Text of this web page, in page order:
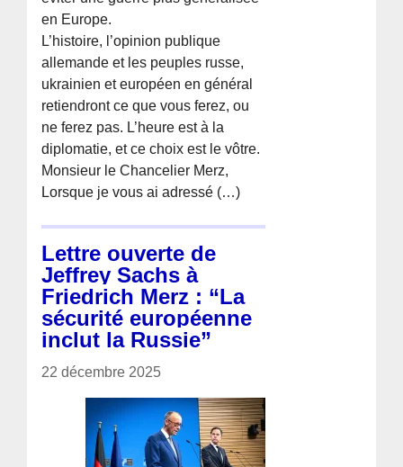
en Europe.
L’histoire, l’opinion publique
allemande et les peuples russe,
ukrainien et européen en général
retiendront ce que vous ferez, ou
ne ferez pas. L’heure est à la
diplomatie, et ce choix est le vôtre.
Monsieur le Chancelier Merz,
Lorsque je vous ai adressé (…)
Lettre ouverte de
Jeffrey Sachs à
Friedrich Merz : “La
sécurité européenne
inclut la Russie”
22 décembre 2025